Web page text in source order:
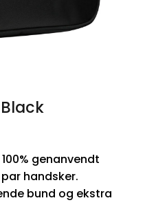
genanvendt
handsker.
bund og ekstra